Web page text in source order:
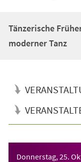
Tänzerische
moderner Tanz
Donnerstag, 25.